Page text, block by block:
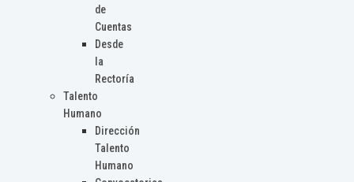
de
Cuentas
Desde
la
Rectoría
Talento
Humano
Dirección
Talento
Humano